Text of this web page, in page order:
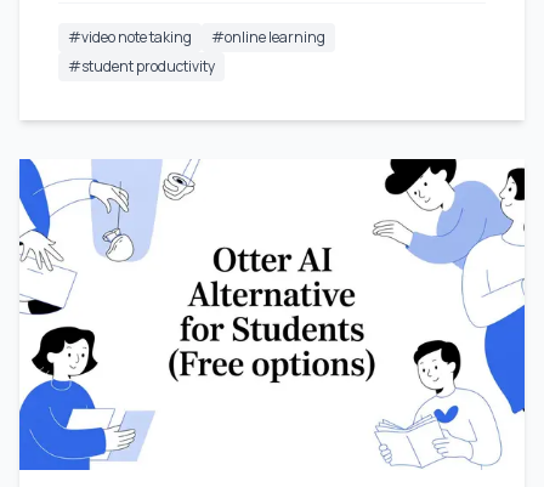
#video note taking #online learning
#student productivity